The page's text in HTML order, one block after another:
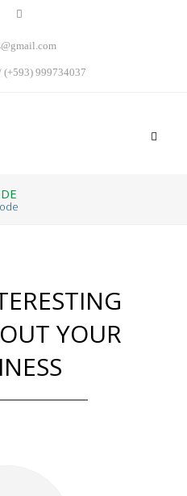
(+593) 999734037
YOUR